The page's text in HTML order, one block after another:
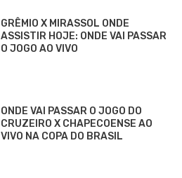
GRÊMIO X MIRASSOL ONDE
ASSISTIR HOJE: ONDE VAI PASSAR
O JOGO AO VIVO
ONDE VAI PASSAR O JOGO DO
CRUZEIRO X CHAPECOENSE AO
VIVO NA COPA DO BRASIL